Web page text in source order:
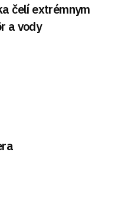
čelí extrémnym
a vody